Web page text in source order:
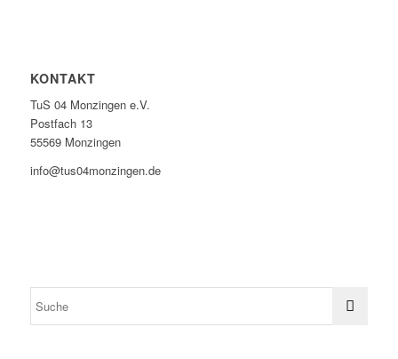
KONTAKT
TuS 04 Monzingen e.V.
Postfach 13
55569 Monzingen
info@tus04monzingen.de